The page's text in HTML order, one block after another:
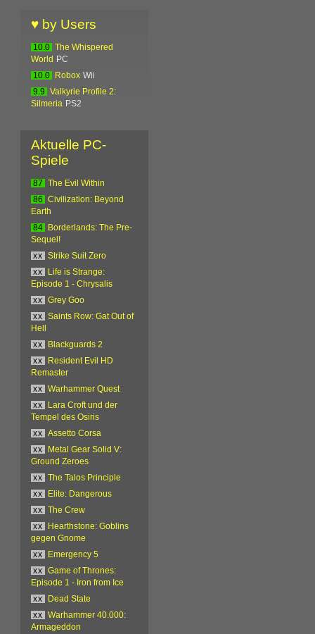
♥ by Users
10.0
The Whispered
World
PC
10.0
Robox Wii
9.9
Valkyrie Profile 2:
Silmeria PS2
Aktuelle PC-
Spiele
87
The Evil Within
86
Civilization: Beyond
Earth
84
Borderlands: The Pre-
Sequel!
xx
Strike Suit Zero
xx
Life is Strange:
Episode 1 - Chrysalis
xx
Grey Goo
xx
Saints Row: Gat Out of
Hell
xx
Blackguards 2
xx
Resident Evil HD
Remaster
xx
Warhammer Quest
xx
Lara Croft und der
Tempel des Osiris
xx
Assetto Corsa
xx
Metal Gear Solid V:
Ground Zeroes
xx
The Talos Principle
xx
Elite: Dangerous
xx
The Crew
xx
Hearthstone: Goblins
gegen Gnome
xx
Emergency 5
xx
Game of Thrones:
Episode 1 - Iron from Ice
xx
Dead State
xx
Warhammer 40.000:
Armageddon